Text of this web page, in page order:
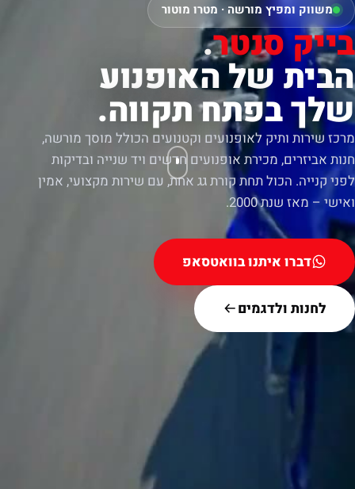
משווק ומפיץ מורשה · מטרו מוטור
בייק סנטר.
הבית של האופנוע
שלך בפתח תקווה.
מרכז שירות ותיק לאופנועים וקטנועים הכולל מוסך מורשה,
חנות אביזרים, מכירת אופנועים חדשים ויד שנייה ובדיקות
לפני קנייה. הכול תחת קורת גג אחת, עם שירות מקצועי, אמין
ואישי – מאז שנת 2000.
דברו איתנו בוואטסאפ
לחנות ולדגמים